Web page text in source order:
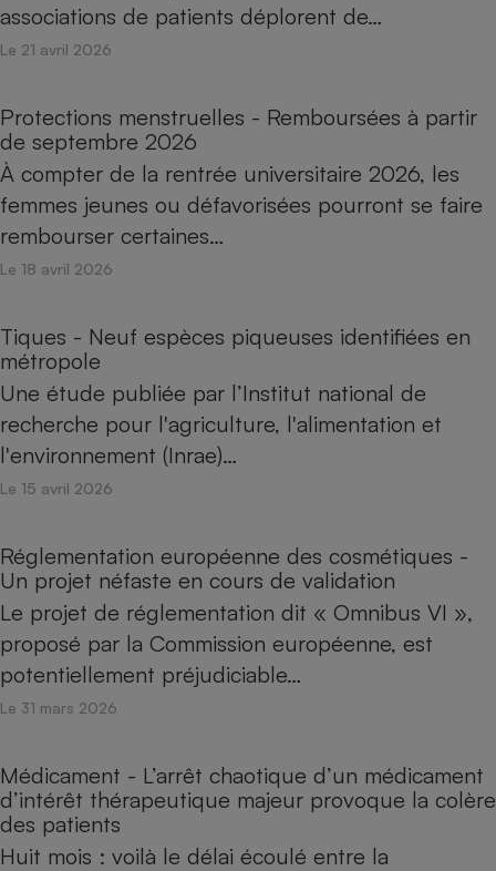
associations de patients déplorent de…
Le 21 avril 2026
Protections menstruelles - Remboursées à partir
de septembre 2026
À compter de la rentrée universitaire 2026, les
femmes jeunes ou défavorisées pourront se faire
rembourser certaines…
Le 18 avril 2026
Tiques - Neuf espèces piqueuses identifiées en
métropole
Une étude publiée par l’Institut national de
recherche pour l'agriculture, l'alimentation et
l'environnement (Inrae)…
Le 15 avril 2026
Réglementation européenne des cosmétiques -
Un projet néfaste en cours de validation
Le projet de réglementation dit « Omnibus VI »,
proposé par la Commission européenne, est
potentiellement préjudiciable…
Le 31 mars 2026
Médicament - L’arrêt chaotique d’un médicament
d’intérêt thérapeutique majeur provoque la colère
des patients
Huit mois : voilà le délai écoulé entre la